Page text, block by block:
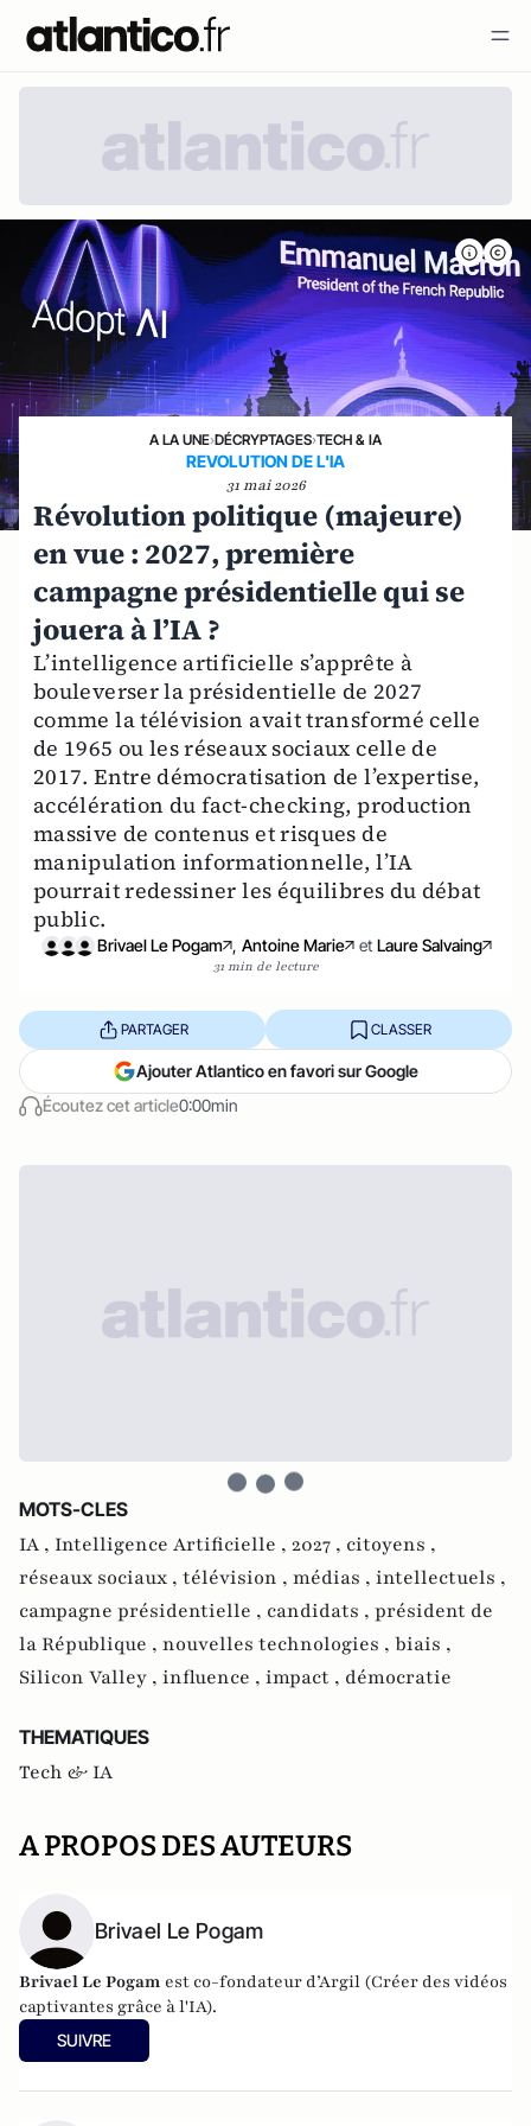
A LA UNE›DÉCRYPTAGES›TECH & IA
REVOLUTION DE L'IA
31 mai 2026
Révolution politique (majeure)
en vue : 2027, première
campagne présidentielle qui se
jouera à l’IA ?
L’intelligence artificielle s’apprête à
bouleverser la présidentielle de 2027
comme la télévision avait transformé celle
de 1965 ou les réseaux sociaux celle de
2017. Entre démocratisation de l’expertise,
accélération du fact-checking, production
massive de contenus et risques de
manipulation informationnelle, l’IA
pourrait redessiner les équilibres du débat
public.
Brivael Le Pogam , Antoine Marie et Laure Salvaing
31 min de lecture
Écoutez cet article0:00min
PARTAGER CLASSER
Ajouter Atlantico en favori sur Google
MOTS-CLES
IA , Intelligence Artificielle , 2027 , citoyens ,
réseaux sociaux , télévision , médias , intellectuels ,
campagne présidentielle , candidats , président de
la République , nouvelles technologies , biais ,
Silicon Valley , influence , impact , démocratie
THEMATIQUES
Tech & IA
A PROPOS DES AUTEURS
Brivael Le Pogam
Brivael Le Pogam est co-fondateur d’Argil (Créer des vidéos
captivantes grâce à l'IA).
SUIVRE